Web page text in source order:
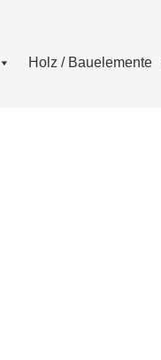
Holz / Bauelemente